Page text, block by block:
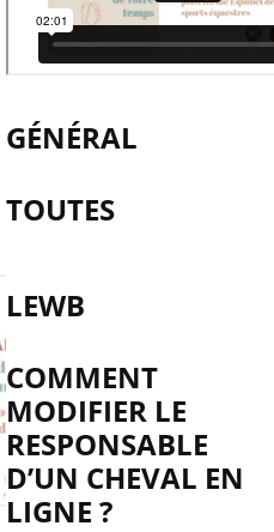
GÉNÉRAL
TOUTES
LEWB
COMMENT
MODIFIER LE
RESPONSABLE
D’UN CHEVAL EN
LIGNE ?